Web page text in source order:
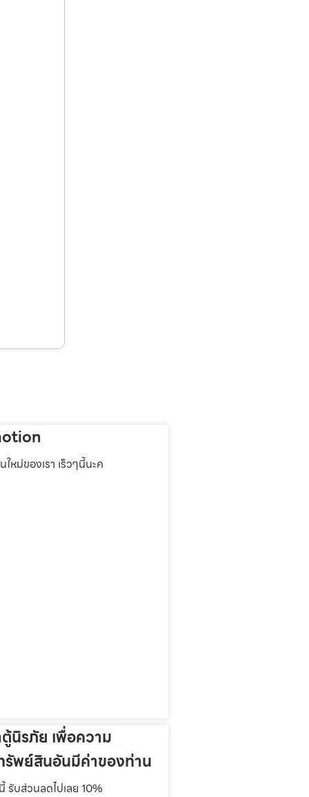
หม่ของเรา เร็วๆนี้นะค
ตู้นิรภัย เพื่อความ
พย์สินอันมีค่าของท่าน
รับส่วนลดไปเลย 10%